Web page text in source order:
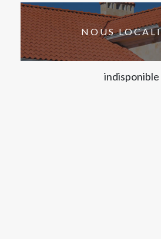
NOUS
indisponible